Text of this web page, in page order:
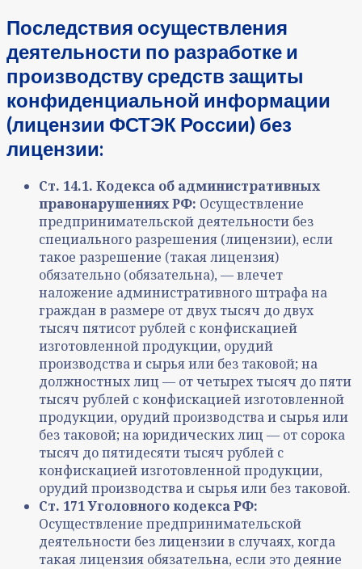
Последствия осуществления
деятельности по разработке и
производству средств защиты
конфиденциальной информации
(лицензии ФСТЭК России) без
лицензии:
Ст. 14.1. Кодекса об административных
правонарушениях РФ: Осуществление
предпринимательской деятельности без
специального разрешения (лицензии), если
такое разрешение (такая лицензия)
обязательно (обязательна), — влечет
наложение административного штрафа на
граждан в размере от двух тысяч до двух
тысяч пятисот рублей с конфискацией
изготовленной продукции, орудий
производства и сырья или без таковой; на
должностных лиц — от четырех тысяч до пяти
тысяч рублей с конфискацией изготовленной
продукции, орудий производства и сырья или
без таковой; на юридических лиц — от сорока
тысяч до пятидесяти тысяч рублей с
конфискацией изготовленной продукции,
орудий производства и сырья или без таковой.
Ст. 171 Уголовного кодекса РФ:
Осуществление предпринимательской
деятельности без лицензии в случаях, когда
такая лицензия обязательна, если это деяние